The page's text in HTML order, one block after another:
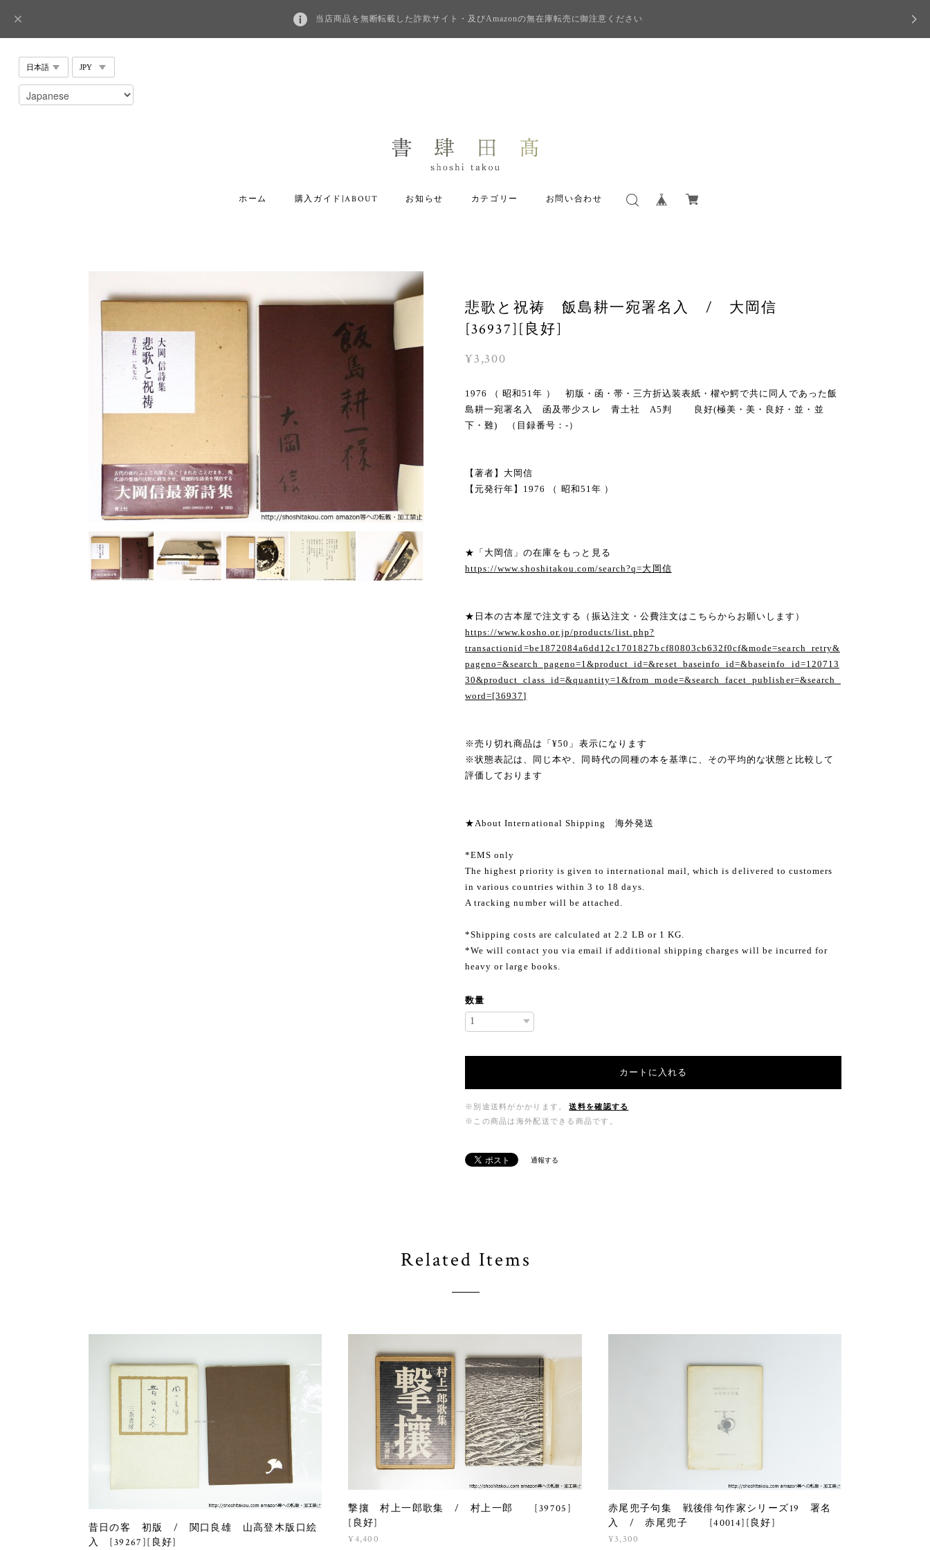
当店商品を無断転載した詐欺サイト・及びAmazonの無在庫転売に御注意ください
ホーム 購入ガイド|ABOUT お知らせ カテゴリー お問い合わせ
悲歌と祝祷 飯島耕一宛署名入 / 大岡信
[36937][良好]
¥3,300
1976 （ 昭和51年 ） 初版・函・帯・三方折込装表紙・櫂や鰐で共に同人であった飯
島耕一宛署名入 函及帯少スレ 青土社 A5判 良好(極美・美・良好・並・並
下・難) （目録番号：-）
【著者】大岡信
【元発行年】1976 （ 昭和51年 ）
★「大岡信」の在庫をもっと見る
https://www.shoshitakou.com/search?q=大岡信
★日本の古本屋で注文する（振込注文・公費注文はこちらからお願いします）
https://www.kosho.or.jp/products/list.php?
transactionid=be1872084a6dd12c1701827bcf80803cb632f0cf&mode=search_retry&
pageno=&search_pageno=1&product_id=&reset_baseinfo_id=&baseinfo_id=120713
30&product_class_id=&quantity=1&from_mode=&search_facet_publisher=&search_
word=[36937]
※売り切れ商品は「¥50」表示になります
※状態表記は、同じ本や、同時代の同種の本を基準に、その平均的な状態と比較して
評価しております
★About International Shipping 海外発送
*EMS only
The highest priority is given to international mail, which is delivered to customers
in various countries within 3 to 18 days.
A tracking number will be attached.
*Shipping costs are calculated at 2.2 LB or 1 KG.
*We will contact you via email if additional shipping charges will be incurred for
heavy or large books.
数量
カートに入れる
※別途送料がかかります。
送料を確認する
※この商品は海外配送できる商品です。
通報する
Related Items
昔日の客 初版 / 関口良雄 山高登木版口絵
入 [39267][良好]
撃攘 村上一郎歌集 / 村上一郎 [39705]
[良好]
¥4,400
赤尾兜子句集 戦後俳句作家シリーズ19 署名
入 / 赤尾兜子 [40014][良好]
¥3,300